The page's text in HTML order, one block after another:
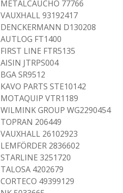
METALCAUCHO 77766
VAUXHALL 93192417
DENCKERMANN D130208
AUTLOG FT1400
FIRST LINE FTR5135
AISIN JTRPS004
BGA SR9512
KAVO PARTS STE10142
MOTAQUIP VTR1189
WILMINK GROUP WG2290454
TOPRAN 206449
VAUXHALL 26102923
LEMFÖRDER 2836602
STARLINE 3251720
TALOSA 4202679
CORTECO 49399129